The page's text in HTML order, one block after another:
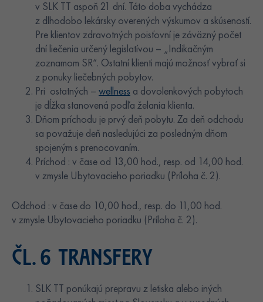
v SLK TT aspoň 21 dní. Táto doba vychádza
z dlhodobo lekársky overených výskumov a skúseností.
Pre klientov zdravotných poisťovní je záväzný počet
dní liečenia určený legislatívou – „Indikačným
zoznamom SR“. Ostatní klienti majú možnosť vybrať si
z ponuky liečebných pobytov.
Pri ostatných – wellness a dovolenkových pobytoch
je dĺžka stanovená podľa želania klienta.
Dňom príchodu je prvý deň pobytu. Za deň odchodu
sa považuje deň nasledujúci za posledným dňom
spojeným s prenocovaním.
Príchod : v čase od 13,00 hod., resp. od 14,00 hod.
v zmysle Ubytovacieho poriadku (Príloha č. 2).
Odchod : v čase do 10,00 hod., resp. do 11,00 hod.
v zmysle Ubytovacieho poriadku (Príloha č. 2).
ČL. 6 TRANSFERY
SLK TT ponúkajú prepravu z letiska alebo iných